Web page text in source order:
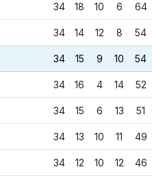
34 18 10 6 64
34 14 12 8 54
34 15 9 10 54
34 16 4 14 52
34 15 6 13 51
34 13 10 11 49
34 12 10 12 46